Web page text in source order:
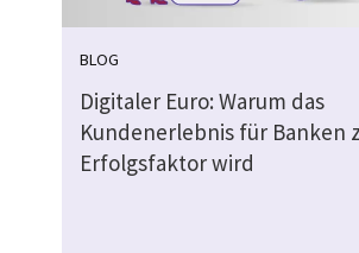
BLOG
Digitaler Euro: Warum das
Kundenerlebnis für Banken
Erfolgsfaktor wird